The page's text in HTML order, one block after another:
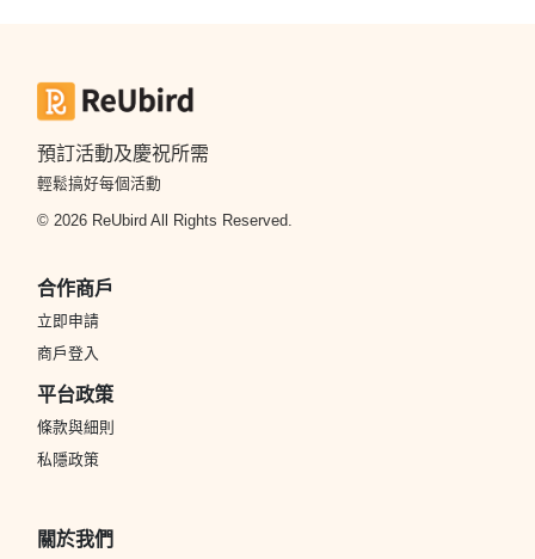
P
r
t
y
oP
預訂活動及慶祝所需
輕鬆搞好每個活動
© 2026 ReUbird All Rights Reserved.
合作商戶
立即申請
商戶登入
平台政策
條款與細則
私隱政策
關於我們